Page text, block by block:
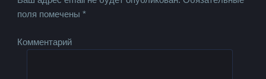
поля помечены*
Комментарий